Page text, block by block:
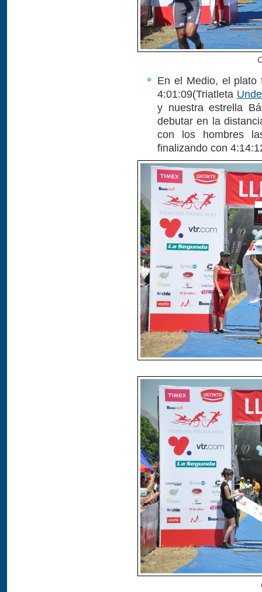
En el Medio, el plato
4:01:09(Triatleta
y nuestra estrella
debutar en la
con los hombres
finalizando con